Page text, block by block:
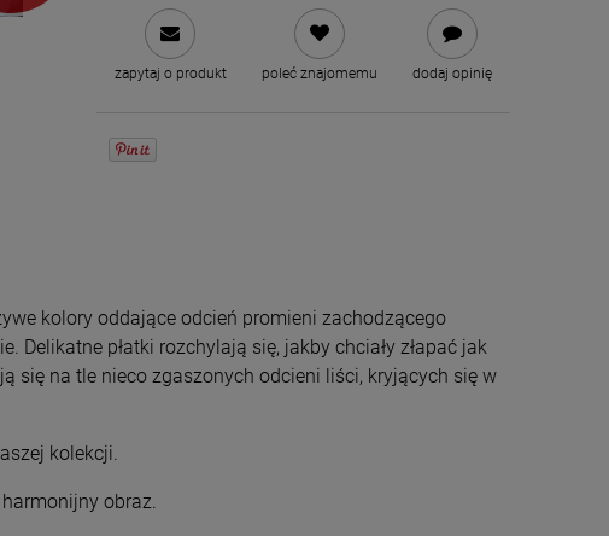
zapytaj o produkt poleć znajomemu dodaj opinię
kolory oddające odcień promieni zachodzącego
Delikatne płatki rozchylają się, jakby chciały złapać jak
się na tle nieco zgaszonych odcieni liści, kryjących się w
kolekcji.
obraz.